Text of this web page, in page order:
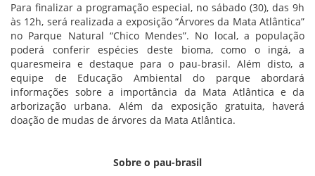
Para finalizar a programação especial, no sábado (30), das 9h
às 12h, será realizada a exposição “Árvores da Mata Atlântica”
no Parque Natural “Chico Mendes”. No local, a população
poderá conferir espécies deste bioma, como o ingá, a
quaresmeira e destaque para o pau-brasil. Além disto, a
equipe de Educação Ambiental do parque abordará
informações sobre a importância da Mata Atlântica e da
arborização urbana. Além da exposição gratuita, haverá
doação de mudas de árvores da Mata Atlântica.
Sobre o pau-brasil